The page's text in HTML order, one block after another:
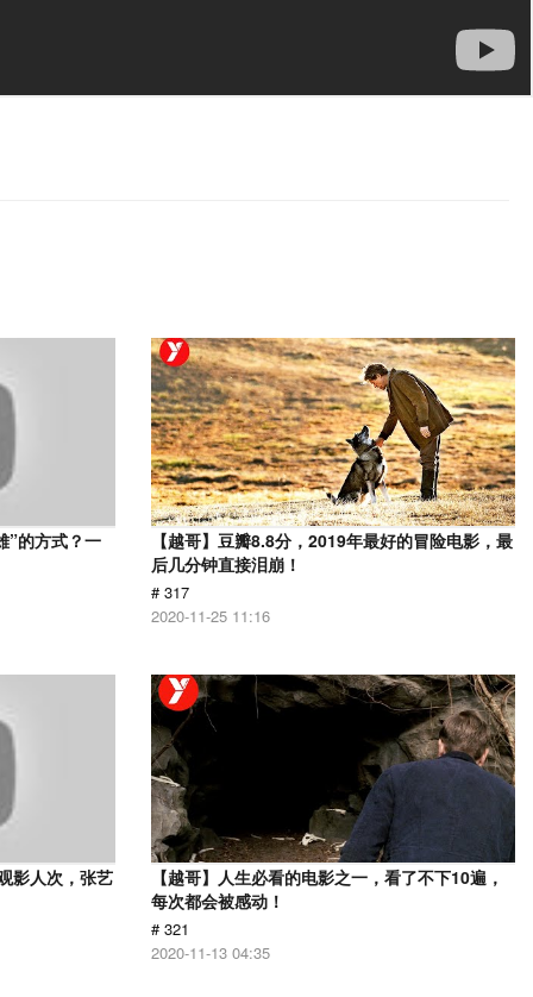
”的方式？一
【越哥】豆瓣8.8分，2019年最好的冒险电影，最
后几分钟直接泪崩！
# 317
2020-11-25 11:16
影人次，张艺
【越哥】人生必看的电影之一，看了不下10遍，
每次都会被感动！
# 321
2020-11-13 04:35